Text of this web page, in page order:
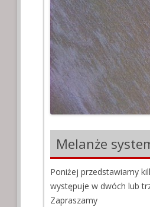
Melanże
Poniżej przedstawiamy
występuje w dwóch lub
Zapraszamy